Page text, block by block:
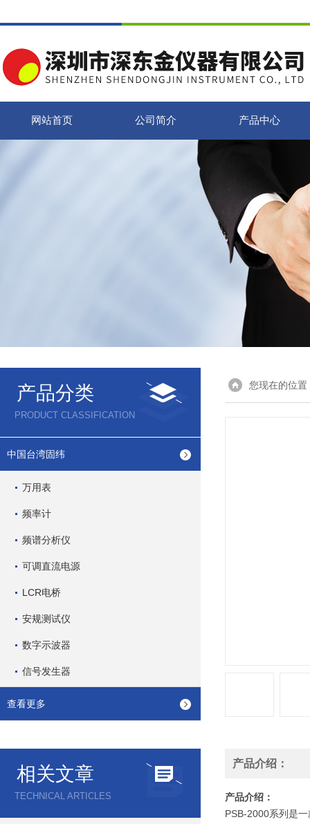
网站首页 公司简介 产品中心
产品分类
PRODUCT CLASSIFICATION
中国台湾固纬
万用表
频率计
频谱分析仪
可调直流电源
LCR电桥
安规测试仪
数字示波器
信号发生器
查看更多
相关文章
TECHNICAL ARTICLES
您现在的位置
产品介绍：
产品介绍：
PSB-2000系列是